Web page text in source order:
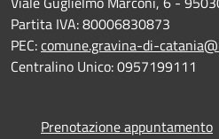
Partita IVA: 80006830873
PEC:comune.gravina-di-
Centralino Unico: 0957199111
Prenotazione appuntamento